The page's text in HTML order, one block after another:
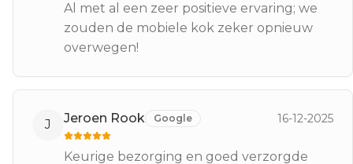
Al met al een zeer positieve ervaring; we
zouden de mobiele kok zeker opnieuw
overwegen!
J Jeroen Rook Google 16-12-2025
Keurige bezorging en goed verzorgde